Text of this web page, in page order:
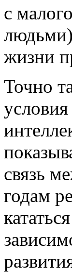
с
жизни
Точно
связь
годам